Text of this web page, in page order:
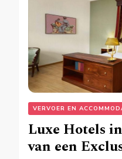
VERVOER EN
Luxe Hotels
van een